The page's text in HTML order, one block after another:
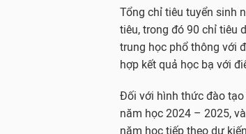
Tổng chỉ tiêu tuyển sinh
tiêu, trong đó 90 chỉ tiêu
trung học phổ thông với
hợp kết quả học bạ với
Đối với hình thức đào tạo
năm học 2024 – 2025,
năm học tiếp theo dự